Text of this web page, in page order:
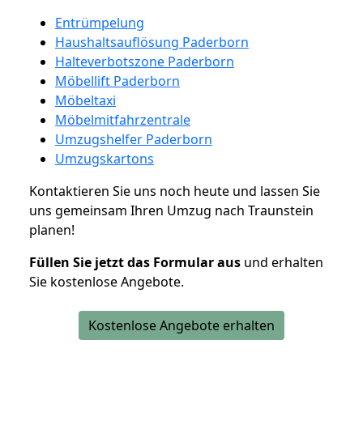
Entrümpelung
Haushaltsauflösung Paderborn
Halteverbotszone Paderborn
Möbellift Paderborn
Möbeltaxi
Möbelmitfahrzentrale
Umzugshelfer Paderborn
Umzugskartons
Kontaktieren Sie uns noch heute und lassen Sie
uns gemeinsam Ihren Umzug nach Traunstein
planen!
Füllen Sie jetzt das Formular aus und erhalten
Sie kostenlose Angebote.
Kostenlose Angebote erhalten